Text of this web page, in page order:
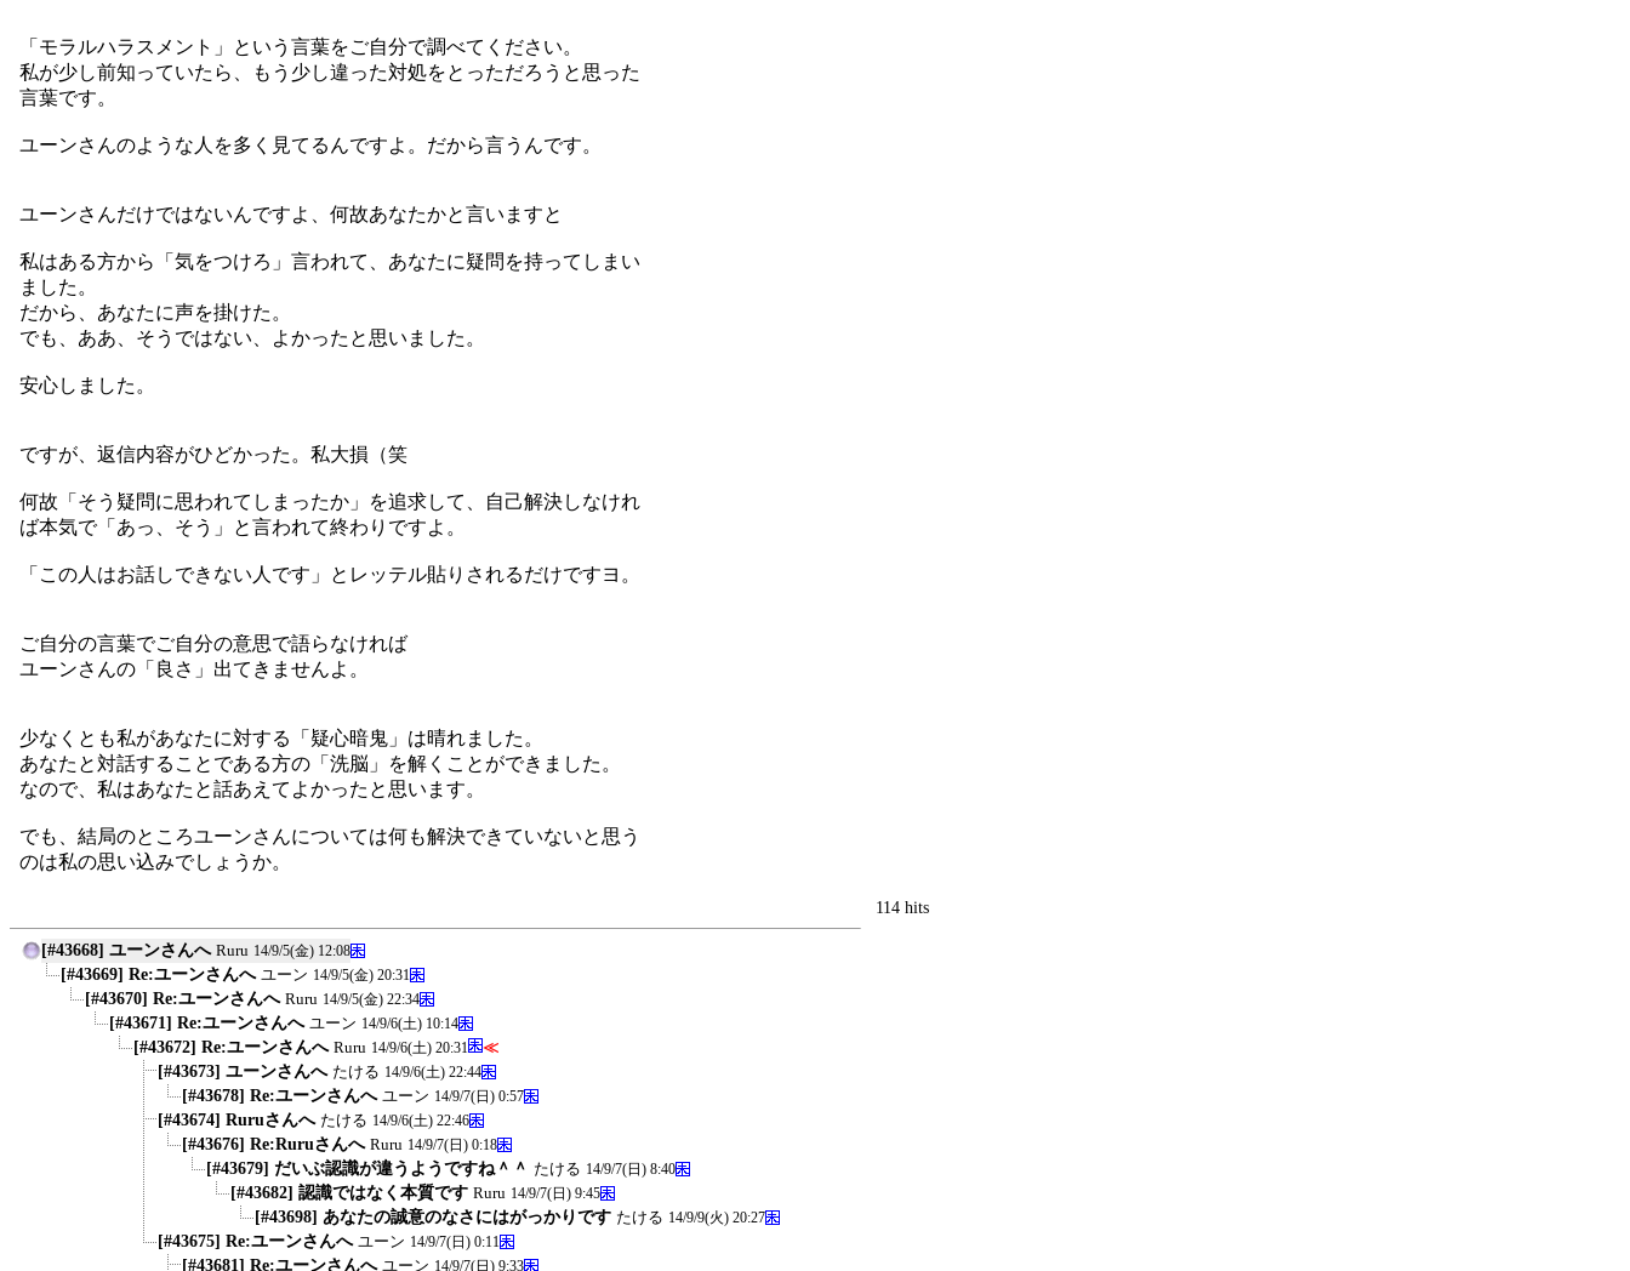
「モラルハラスメント」という言葉をご自分で調べてください。
私が少し前知っていたら、もう少し違った対処をとっただろうと思った
言葉です。
ユーンさんのような人を多く見てるんですよ。だから言うんです。
ユーンさんだけではないんですよ、何故あなたかと言いますと
私はある方から「気をつけろ」言われて、あなたに疑問を持ってしまい
ました。
だから、あなたに声を掛けた。
でも、ああ、そうではない、よかったと思いました。
安心しました。
ですが、返信内容がひどかった。私大損（笑
何故「そう疑問に思われてしまったか」を追求して、自己解決しなけれ
ば本気で「あっ、そう」と言われて終わりですよ。
「この人はお話しできない人です」とレッテル貼りされるだけですヨ。
ご自分の言葉でご自分の意思で語らなければ
ユーンさんの「良さ」出てきませんよ。
少なくとも私があなたに対する「疑心暗鬼」は晴れました。
あなたと対話することである方の「洗脳」を解くことができました。
なので、私はあなたと話あえてよかったと思います。
でも、結局のところユーンさんについては何も解決できていないと思う
のは私の思い込みでしょうか。
114 hits
[#43668] ユーンさんへ Ruru 14/9/5(金) 12:08
[#43669] Re:ユーンさんへ ユーン 14/9/5(金) 20:31
[#43670] Re:ユーンさんへ Ruru 14/9/5(金) 22:34
[#43671] Re:ユーンさんへ ユーン 14/9/6(土) 10:14
[#43672] Re:ユーンさんへ Ruru 14/9/6(土) 20:31 ≪
[#43673] ユーンさんへ たける 14/9/6(土) 22:44
[#43678] Re:ユーンさんへ ユーン 14/9/7(日) 0:57
[#43674] Ruruさんへ たける 14/9/6(土) 22:46
[#43676] Re:Ruruさんへ Ruru 14/9/7(日) 0:18
[#43679] だいぶ認識が違うようですね＾＾ たける 14/9/7(日) 8:40
[#43682] 認識ではなく本質です Ruru 14/9/7(日) 9:45
[#43698] あなたの誠意のなさにはがっかりです たける 14/9/9(火) 20:27
[#43675] Re:ユーンさんへ ユーン 14/9/7(日) 0:11
[#43681] Re:ユーンさんへ ユーン 14/9/7(日) 9:33